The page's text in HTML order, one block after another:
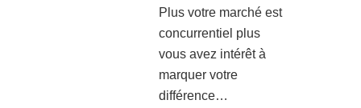
Plus votre marché est
concurrentiel plus
vous avez intérêt à
marquer votre
différence…